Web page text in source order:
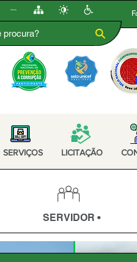
SERVIÇOS LICITAÇÃO
SERVIDOR •